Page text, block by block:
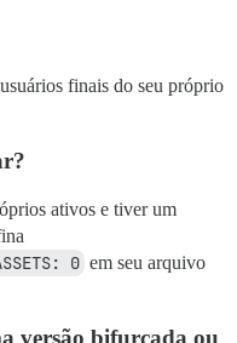
finais do seu próprio
ativos e tiver um
0 em seu arquivo
versão bifurcada ou